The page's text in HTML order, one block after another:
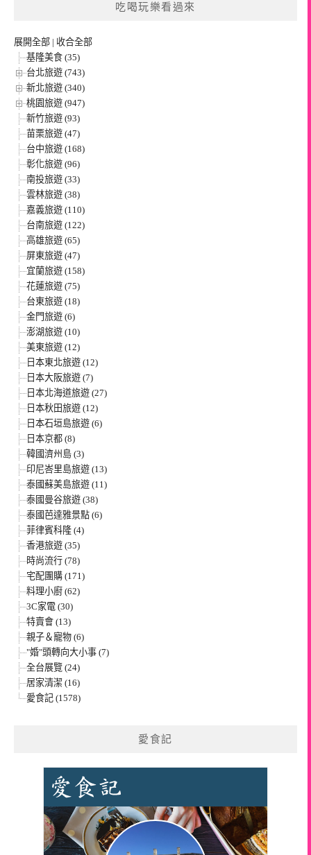
吃喝玩樂看過來
展開全部 | 收合全部
基隆美食 (35)
台北旅遊 (743)
新北旅遊 (340)
桃園旅遊 (947)
新竹旅遊 (93)
苗栗旅遊 (47)
台中旅遊 (168)
彰化旅遊 (96)
南投旅遊 (33)
雲林旅遊 (38)
嘉義旅遊 (110)
台南旅遊 (122)
高雄旅遊 (65)
屏東旅遊 (47)
宜蘭旅遊 (158)
花蓮旅遊 (75)
台東旅遊 (18)
金門旅遊 (6)
澎湖旅遊 (10)
美東旅遊 (12)
日本東北旅遊 (12)
日本大阪旅遊 (7)
日本北海道旅遊 (27)
日本秋田旅遊 (12)
日本石垣島旅遊 (6)
日本京都 (8)
韓國濟州島 (3)
印尼峇里島旅遊 (13)
泰國蘇美島旅遊 (11)
泰國曼谷旅遊 (38)
泰國芭達雅景點 (6)
菲律賓科隆 (4)
香港旅遊 (35)
時尚流行 (78)
宅配團購 (171)
料理小廚 (62)
3C家電 (30)
特賣會 (13)
親子＆寵物 (6)
"婚"頭轉向大小事 (7)
全台展覽 (24)
居家清潔 (16)
愛食記 (1578)
愛食記